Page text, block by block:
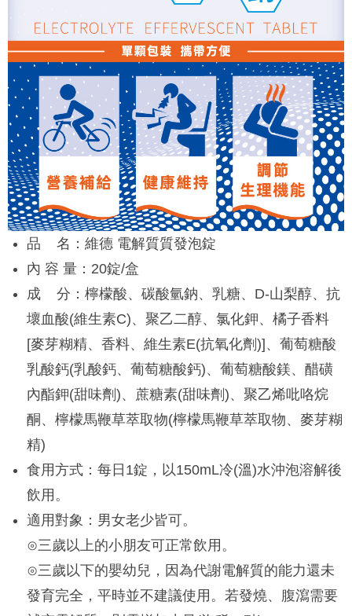
品 名：維德 電解質質發泡錠
內 容 量：20錠/盒
成 分：檸檬酸、碳酸氫鈉、乳糖、D-山梨醇、抗
壞血酸(維生素C)、聚乙二醇、氯化鉀、橘子香料
[麥芽糊精、香料、維生素E(抗氧化劑)]、葡萄糖酸
乳酸鈣(乳酸鈣、葡萄糖酸鈣)、葡萄糖酸鎂、醋磺
內酯鉀(甜味劑)、蔗糖素(甜味劑)、聚乙烯吡咯烷
酮、檸檬馬鞭草萃取物(檸檬馬鞭草萃取物、麥芽糊
精)
食用方式：每日1錠，以150mL冷(溫)水沖泡溶解後
飲用。
適用對象：男女老少皆可。
⊙三歲以上的小朋友可正常飲用。
⊙三歲以下的嬰幼兒，因為代謝電解質的能力還未
發育完全，平時並不建議使用。若發燒、腹瀉需要